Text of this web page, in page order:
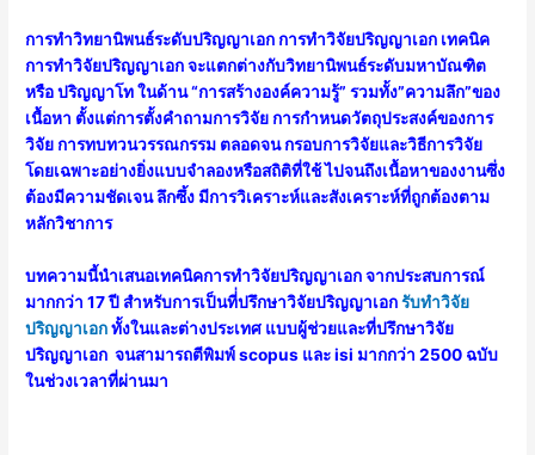
การทำวิทยานิพนธ์ระดับปริญญาเอก การทำวิจัยปริญญาเอก เทคนิค
การทำวิจัยปริญญาเอก จะแตกต่างกับวิทยานิพนธ์ระดับมหาบัณฑิต
หรือ ปริญญาโท ในด้าน “การสร้างองค์ความรู้” รวมทั้ง”ความลึก”ของ
เนื้อหา ตั้งแต่การตั้งคำถามการวิจัย การกำหนดวัตถุประสงค์ของการ
วิจัย การทบทวนวรรณกรรม ตลอดจน กรอบการวิจัยและวิธีการวิจัย
โดยเฉพาะอย่างยิ่งแบบจำลองหรือสถิติที่ใช้ ไปจนถึงเนื้อหาของงานซึ่ง
ต้องมีความชัดเจน ลึกซึ้ง มีการวิเคราะห์และสังเคราะห์ที่ถูกต้องตาม
หลักวิชาการ
บทความนี้นำเสนอเทคนิคการทำวิจัยปริญญาเอก จากประสบการณ์
มากกว่า 17 ปี สำหรับการเป็นที่่ปรึกษาวิจัยปริญญาเอกรับทำวิจัย
ปริญญาเอกทั้งในและต่างประเทศ แบบผู้ช่วยและที่ปรึกษาวิจัย
ปริญญาเอก จนสามารถตีพิมพ์ scopus และ isi มากกว่า 2500 ฉบับ
ในช่วงเวลาที่ผ่านมา